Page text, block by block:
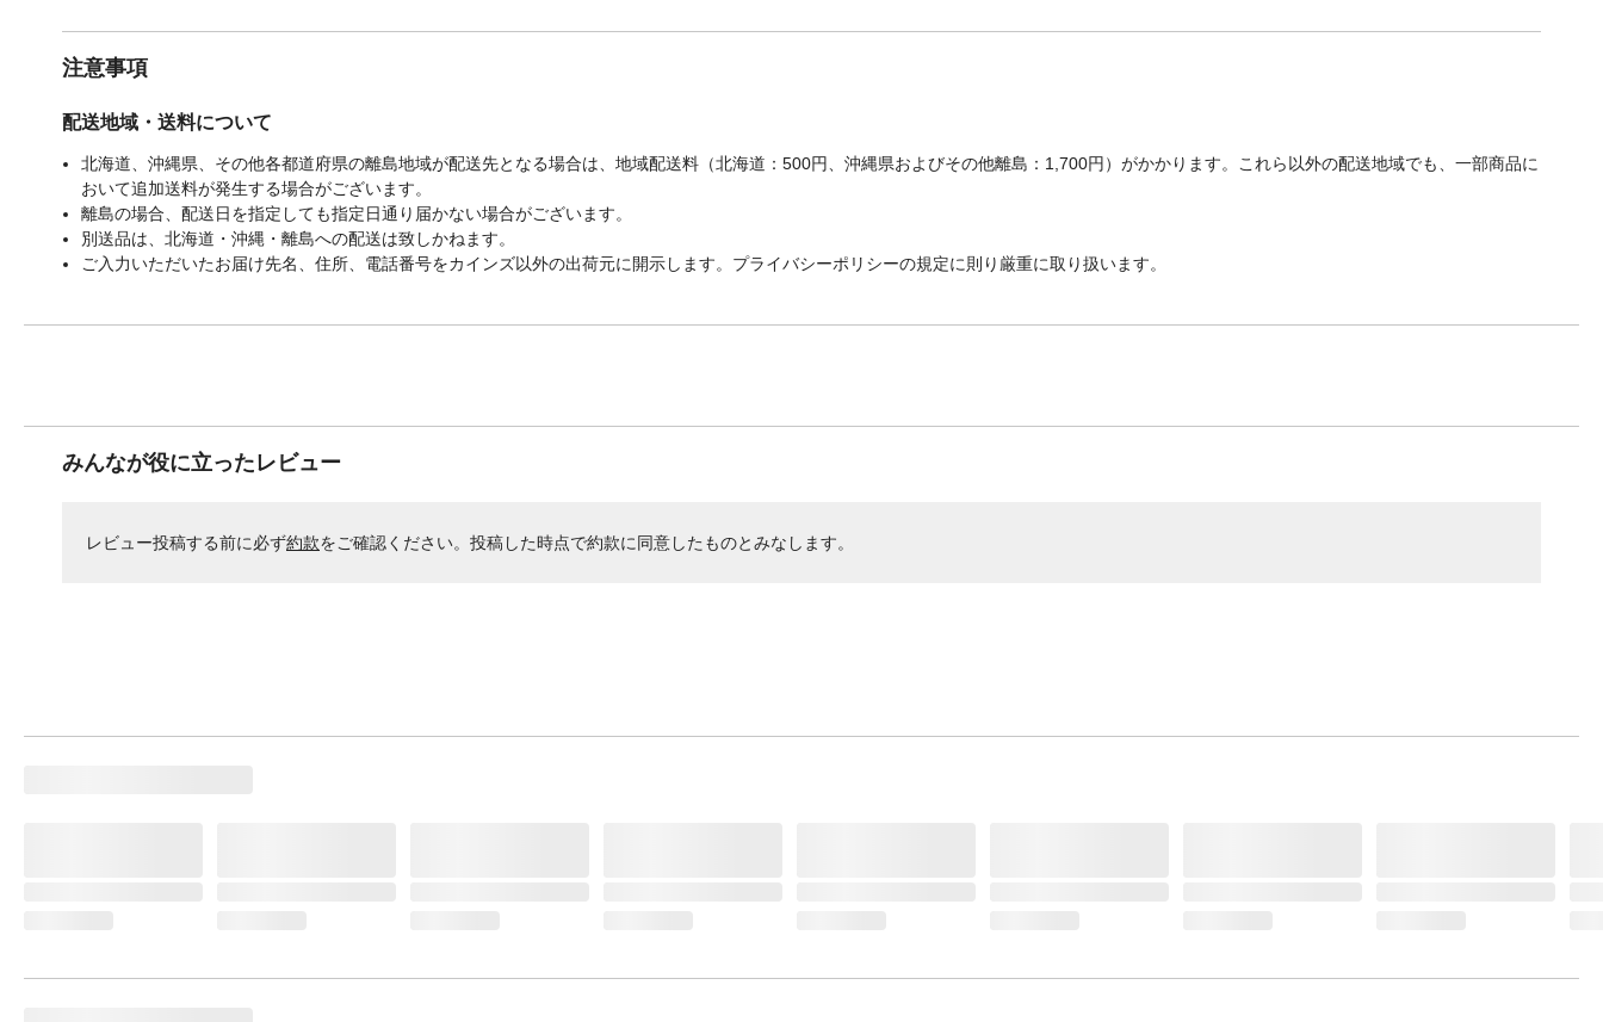
注意事項
配送地域・送料について
北海道、沖縄県、その他各都道府県の離島地域が配送先となる場合は、地域配送料（北海道：500円、沖縄県およびその他離島：1,700円）がかかります。これら以外の配送地域でも、一部商品に
おいて追加送料が発生する場合がございます。
離島の場合、配送日を指定しても指定日通り届かない場合がございます。
別送品は、北海道・沖縄・離島への配送は致しかねます。
ご入力いただいたお届け先名、住所、電話番号をカインズ以外の出荷元に開示します。プライバシーポリシーの規定に則り厳重に取り扱います。
みんなが役に立ったレビュー
レビュー投稿する前に必ず約款をご確認ください。投稿した時点で約款に同意したものとみなします。